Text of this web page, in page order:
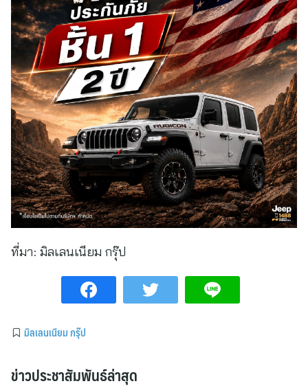
ที่มา: มิลเลนเนียม กรุ๊ป
มิลเลนเนียม กรุ๊ป
ข่าวประชาสัมพันธ์ล่าสุด